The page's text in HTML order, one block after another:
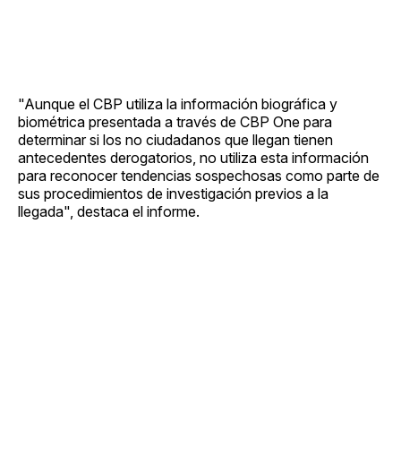
"Aunque el CBP utiliza la información biográfica y
biométrica presentada a través de CBP One para
determinar si los no ciudadanos que llegan tienen
antecedentes derogatorios, no utiliza esta información
para reconocer tendencias sospechosas como parte de
sus procedimientos de investigación previos a la
llegada", destaca el informe.